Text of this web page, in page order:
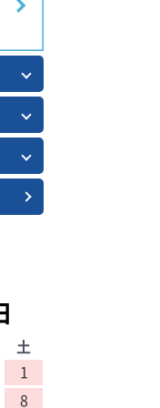
土
1
8